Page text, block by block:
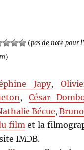
(pas de note pour
)
Japy,
, César
Bécue,
film et la
IMDB.